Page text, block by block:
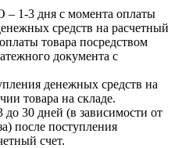
1-3 дня с момента оплаты
средств на расчетный
товара посредством
документа с
денежных средств на
товара на складе.
до 30 дней (в зависимости от
после поступления
счет.